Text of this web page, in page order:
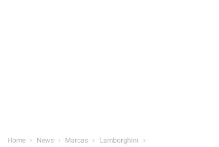
Home News Marcas
Lamborghini